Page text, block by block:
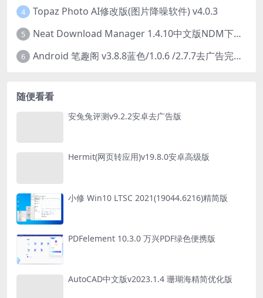
4 Topaz Photo AI修改版(图片降噪软件) v4.0.3
5 Neat Download Manager 1.4.10中文版NDM下载器简称NDM
6 Android 笔趣阁 v3.8.8蓝色/1.0.6 /2.7.7去广告完美版
随便看看
安兔兔评测v9.2.2安卓去广告版
Hermit(网页转应用)v19.8.0安卓高级版
小修 Win10 LTSC 2021(19044.6216)精简版
PDFelement 10.3.0 万兴PDF绿色便携版
AutoCAD中文版v2023.1.4 珊瑚海精简优化版